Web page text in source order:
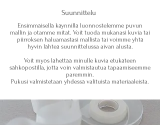
Suunnittelu
Ensimmäisellä käynnillä luonnostelemme puvun
mallin ja otamme mitat. Voit tuoda mukanasi kuvia tai
piirroksen haluamastasi mallista tai voimme yhtä
hyvin lähteä suunnittelussa aivan alusta.
Voit myös lähettää minulle kuvia etukäteen
sähköpostilla, jotta voin valmistautua tapaamiseemme
paremmin.
Pukusi valmistetaan yhdessä valituista materiaaleista.